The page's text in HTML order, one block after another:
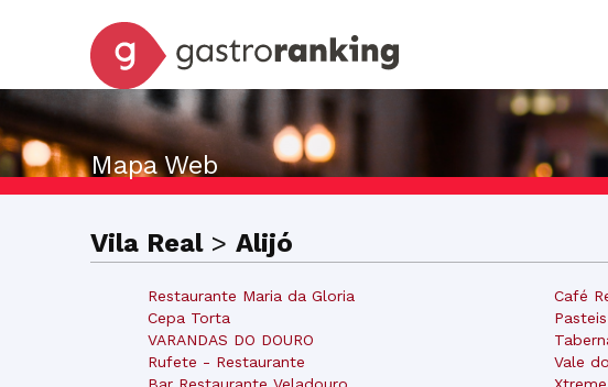
Mapa Web
Vila Real> Alijó
Restaurante Maria da Gloria
Cepa Torta
VARANDAS DO DOURO
Rufete - Restaurante
Café
Vale